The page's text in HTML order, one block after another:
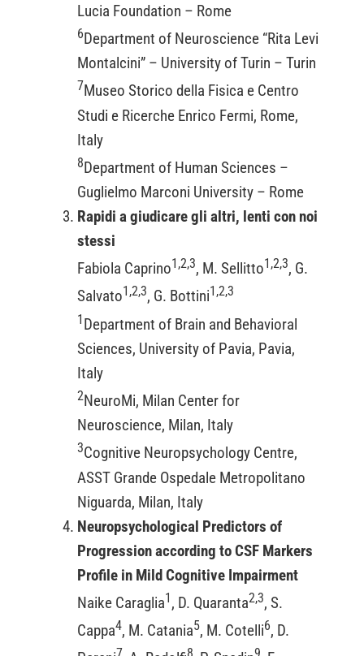
Lucia Foundation – Rome
6Department of Neuroscience “Rita Levi
Montalcini” – University of Turin – Turin
7Museo Storico della Fisica e Centro
Studi e Ricerche Enrico Fermi, Rome,
Italy
8Department of Human Sciences –
Guglielmo Marconi University – Rome
Rapidi a giudicare gli altri, lenti con noi
stessi
Fabiola Caprino1,2,3, M. Sellitto1,2,3, G.
Salvato1,2,3, G. Bottini1,2,3
1 Department of Brain and Behavioral
Sciences, University of Pavia, Pavia,
Italy
2NeuroMi, Milan Center for
Neuroscience, Milan, Italy
3Cognitive Neuropsychology Centre,
ASST Grande Ospedale Metropolitano
Niguarda, Milan, Italy
Neuropsychological Predictors of
Progression according to CSF Markers
Profile in Mild Cognitive Impairment
Naike Caraglia1 , D. Quaranta2,3, S.
Cappa4, M. Catania5, M. Cotelli6, D.